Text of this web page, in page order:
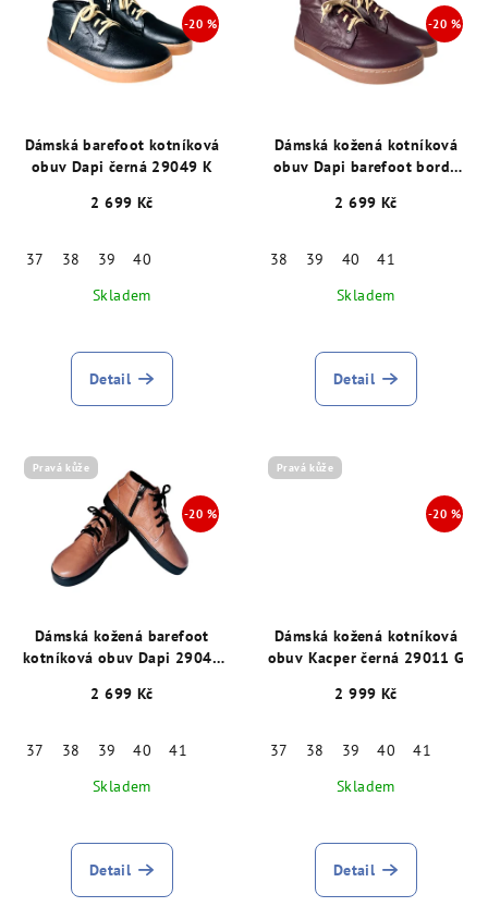
Dámská barefoot kotníková
obuv Dapi černá 29049 K
2 699 Kč
37 38 39
40
Skladem
Detail
Dámská kožená kotníková
obuv Dapi barefoot bordó
2 699 Kč
38 39 40
41
Skladem
Detail
Pravá kůže
Dámská kožená barefoot
kotníková obuv Dapi 29047
2 699 Kč
37 38 39 40
41
Skladem
Detail
Pravá kůže
Dámská kožená kotníková
obuv Kacper černá 29011 G
2 999 Kč
37 38 39 40
41
Skladem
Detail